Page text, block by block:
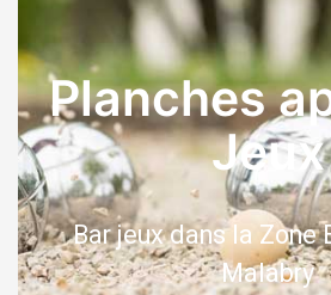
Planches
Jeux
Bar jeux dans la Zone
Malabry